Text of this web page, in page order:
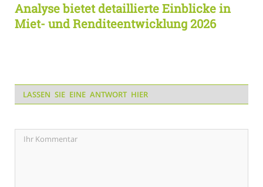
Analyse bietet detaillierte Einblicke in
Miet- und Renditeentwicklung 2026
LASSEN SIE EINE ANTWORT HIER